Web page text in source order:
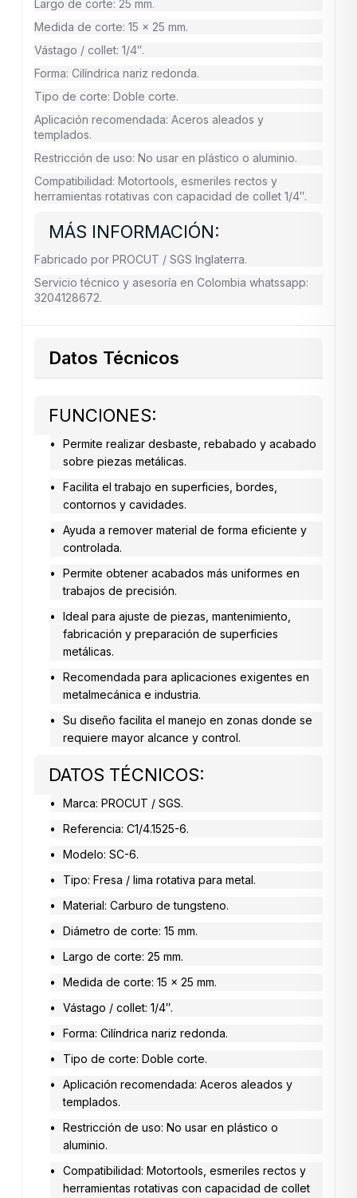
Largo de corte: 25 mm.
Medida de corte: 15 x 25 mm.
Vástago / collet: 1/4″.
Forma: Cilíndrica nariz redonda.
Tipo de corte: Doble corte.
Aplicación recomendada: Aceros aleados y
templados.
Restricción de uso: No usar en plástico o aluminio.
Compatibilidad: Motortools, esmeriles rectos y
herramientas rotativas con capacidad de collet 1/4″.
MÁS INFORMACIÓN:
Fabricado por PROCUT / SGS Inglaterra.
Servicio técnico y asesoría en Colombia whatssapp:
3204128672.
Datos Técnicos
FUNCIONES:
Permite realizar desbaste, rebabado y acabado
sobre piezas metálicas.
Facilita el trabajo en superficies, bordes,
contornos y cavidades.
Ayuda a remover material de forma eficiente y
controlada.
Permite obtener acabados más uniformes en
trabajos de precisión.
Ideal para ajuste de piezas, mantenimiento,
fabricación y preparación de superficies
metálicas.
Recomendada para aplicaciones exigentes en
metalmecánica e industria.
Su diseño facilita el manejo en zonas donde se
requiere mayor alcance y control.
DATOS TÉCNICOS:
Marca: PROCUT / SGS.
Referencia: C1/4.1525-6.
Modelo: SC-6.
Tipo: Fresa / lima rotativa para metal.
Material: Carburo de tungsteno.
Diámetro de corte: 15 mm.
Largo de corte: 25 mm.
Medida de corte: 15 x 25 mm.
Vástago / collet: 1/4″.
Forma: Cilíndrica nariz redonda.
Tipo de corte: Doble corte.
Aplicación recomendada: Aceros aleados y
templados.
Restricción de uso: No usar en plástico o
aluminio.
Compatibilidad: Motortools, esmeriles rectos y
herramientas rotativas con capacidad de collet